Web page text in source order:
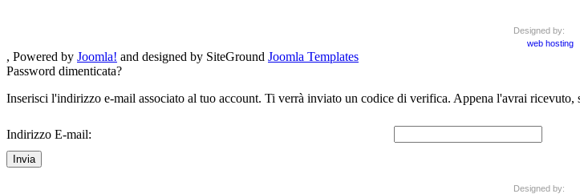
Designed by:
web hosting
, Powered by Joomla! and designed by SiteGround Joomla Templates
Password dimenticata?
Inserisci l'indirizzo e-mail associato al tuo account. Ti verrà inviato un codice di verifica. Appena l'avrai
Indirizzo E-mail:
Invia
Designed by: